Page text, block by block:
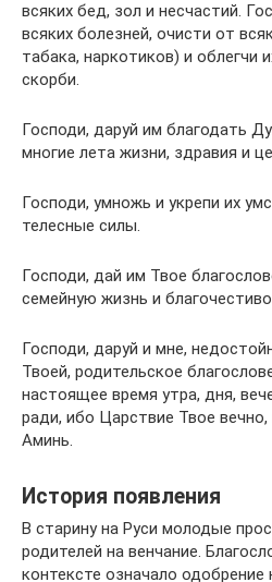
всяких бед, зол и несчастий.
всяких болезней, очисти от
табака, наркотиков) и облегчи
скорби.
Господи, даруй им благодать
многие лета жизни, здравия и
Господи, умножь и укрепи их
телесные силы.
Господи, дай им Твое
семейную жизнь и
Господи, даруй и мне,
Твоей, родительское
настоящее время утра, дня,
ради, ибо Царствие Твое
Аминь.
История появления
В старину на Руси молодые
родителей на венчание.
контексте означало одобрение